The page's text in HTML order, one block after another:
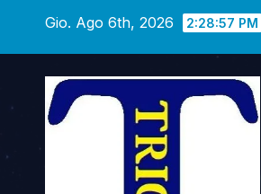
Gio. Ago 6th, 2026 2:28:58 PM